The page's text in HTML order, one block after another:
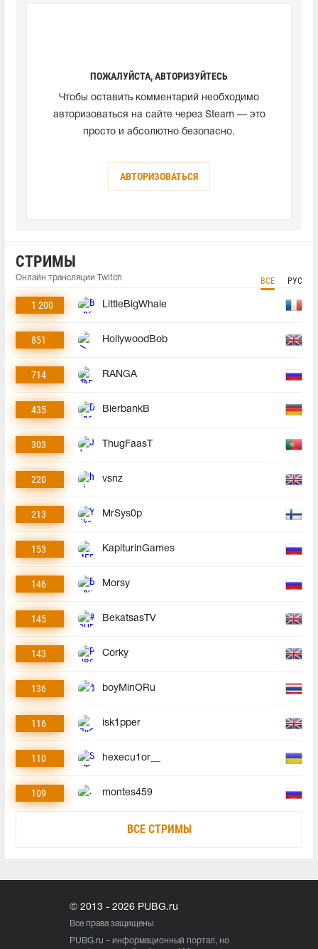
ПОЖАЛУЙСТА, АВТОРИЗУЙТЕСЬ
Чтобы оставить комментарий необходимо
авторизоваться на сайте через Steam — это
просто и абсолютно безопасно.
АВТОРИЗОВАТЬСЯ
СТРИМЫ
Онлайн трансляции Twitch ВСЕ РУС
1 200 LittleBigWhale
851 HollywoodBob
714 RANGA
435 BierbankB
303 ThugFaasT
220 vsnz
213 MrSys0p
153 KapiturinGames
146 Morsy
145 BekatsasTV
143 Corky
136 boyMinORu
116 isk1pper
110 hexecu1or__
109 montes459
ВСЕ СТРИМЫ
© 2013 - 2026 PUBG.ru
Все права защищены
PUBG.ru – информационный портал, но